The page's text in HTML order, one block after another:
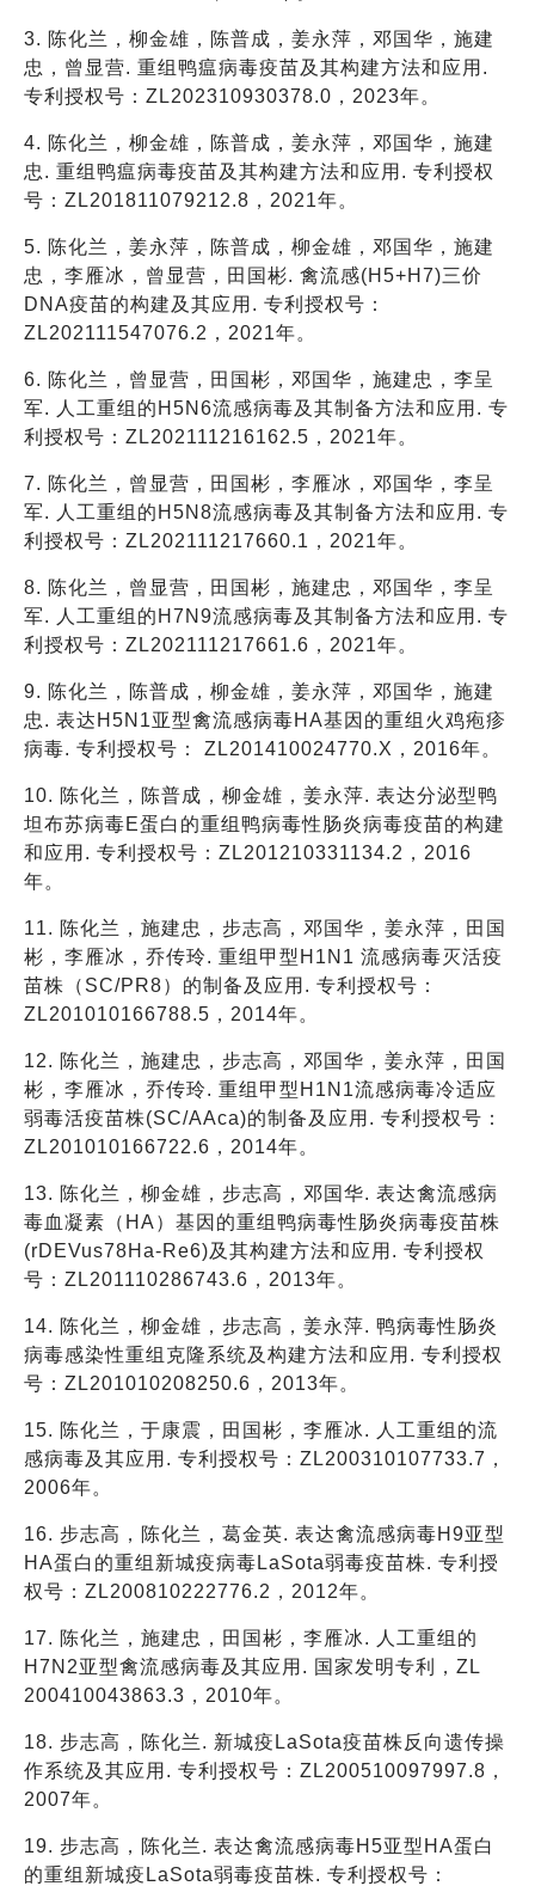
3. 陈化兰，柳金雄，陈普成，姜永萍，邓国华，施建
忠，曾显营. 重组鸭瘟病毒疫苗及其构建方法和应用.
专利授权号：ZL202310930378.0，2023年。
4. 陈化兰，柳金雄，陈普成，姜永萍，邓国华，施建
忠. 重组鸭瘟病毒疫苗及其构建方法和应用. 专利授权
号：ZL201811079212.8，2021年。
5. 陈化兰，姜永萍，陈普成，柳金雄，邓国华，施建
忠，李雁冰，曾显营，田国彬. 禽流感(H5+H7)三价
DNA疫苗的构建及其应用. 专利授权号：
ZL202111547076.2，2021年。
6. 陈化兰，曾显营，田国彬，邓国华，施建忠，李呈
军. 人工重组的H5N6流感病毒及其制备方法和应用. 专
利授权号：ZL202111216162.5，2021年。
7. 陈化兰，曾显营，田国彬，李雁冰，邓国华，李呈
军. 人工重组的H5N8流感病毒及其制备方法和应用. 专
利授权号：ZL202111217660.1，2021年。
8. 陈化兰，曾显营，田国彬，施建忠，邓国华，李呈
军. 人工重组的H7N9流感病毒及其制备方法和应用. 专
利授权号：ZL202111217661.6，2021年。
9. 陈化兰，陈普成，柳金雄，姜永萍，邓国华，施建
忠. 表达H5N1亚型禽流感病毒HA基因的重组火鸡疱疹
病毒. 专利授权号： ZL201410024770.X，2016年。
10. 陈化兰，陈普成，柳金雄，姜永萍. 表达分泌型鸭
坦布苏病毒E蛋白的重组鸭病毒性肠炎病毒疫苗的构建
和应用. 专利授权号：ZL201210331134.2，2016
年。
11. 陈化兰，施建忠，步志高，邓国华，姜永萍，田国
彬，李雁冰，乔传玲. 重组甲型H1N1 流感病毒灭活疫
苗株（SC/PR8）的制备及应用. 专利授权号：
ZL201010166788.5，2014年。
12. 陈化兰，施建忠，步志高，邓国华，姜永萍，田国
彬，李雁冰，乔传玲. 重组甲型H1N1流感病毒冷适应
弱毒活疫苗株(SC/AAca)的制备及应用. 专利授权号：
ZL201010166722.6，2014年。
13. 陈化兰，柳金雄，步志高，邓国华. 表达禽流感病
毒血凝素（HA）基因的重组鸭病毒性肠炎病毒疫苗株
(rDEVus78Ha-Re6)及其构建方法和应用. 专利授权
号：ZL201110286743.6，2013年。
14. 陈化兰，柳金雄，步志高，姜永萍. 鸭病毒性肠炎
病毒感染性重组克隆系统及构建方法和应用. 专利授权
号：ZL201010208250.6，2013年。
15. 陈化兰，于康震，田国彬，李雁冰. 人工重组的流
感病毒及其应用. 专利授权号：ZL200310107733.7，
2006年。
16. 步志高，陈化兰，葛金英. 表达禽流感病毒H9亚型
HA蛋白的重组新城疫病毒LaSota弱毒疫苗株. 专利授
权号：ZL200810222776.2，2012年。
17. 陈化兰，施建忠，田国彬，李雁冰. 人工重组的
H7N2亚型禽流感病毒及其应用. 国家发明专利，ZL
200410043863.3，2010年。
18. 步志高，陈化兰. 新城疫LaSota疫苗株反向遗传操
作系统及其应用. 专利授权号：ZL200510097997.8，
2007年。
19. 步志高，陈化兰. 表达禽流感病毒H5亚型HA蛋白
的重组新城疫LaSota弱毒疫苗株. 专利授权号：